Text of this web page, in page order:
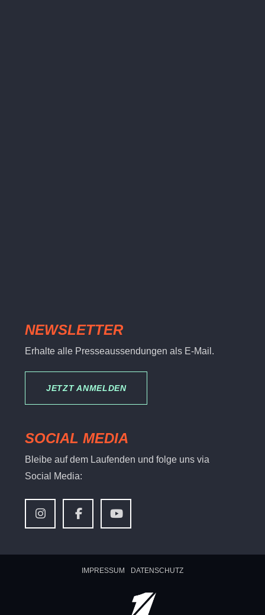
NEWSLETTER
Erhalte alle Presseaussendungen als E-Mail.
JETZT ANMELDEN
SOCIAL MEDIA
Bleibe auf dem Laufenden und folge uns via
Social Media:
IMPRESSUM DATENSCHUTZ